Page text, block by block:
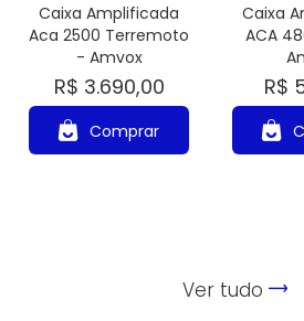
Caixa Amplificada
Aca 2500 Terremoto
- Amvox
R$ 3.690,00
Comprar
Caixa
ACA
R$
Ver tudo